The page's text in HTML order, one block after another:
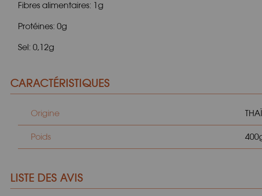
Fibres alimentaires: 1g
Protéines: 0g
Sel: 0,12g
CARACTÉRISTIQUES
Origine
Poids
LISTE DES AVIS